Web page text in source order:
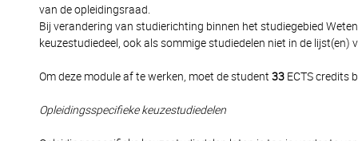
van de opleidingsraad.
Bij verandering van studierichting binnen het studiegebied
keuzestudiedeel, ook als sommige studiedelen niet in de
Om deze module af te werken, moet de student 33 ECTS credits
Opleidingsspecifieke keuzestudiedelen